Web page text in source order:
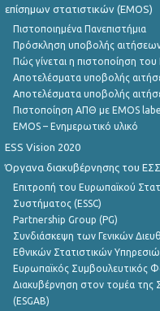
επίσημων στατιστικών (EMOS)
Πιστοποιημένα Πανεπιστήμια
Πρόσκληση υποβολής
Πώς γίνεται η πιστοποίηση του
Αποτελέσματα υποβολής
Αποτελέσματα υποβολής
Πιστοποίηση ΑΠΘ με EMOS
EMOS – Ενημερωτικό υλικό
ESS Vision 2020
Όργανα διακυβέρνησης του ΕΣΣ
Επιτροπή του Ευρωπαϊκού
Συστήματος (ESSC)
Partnership Group (PG)
Συνδιάσκεψη των Γενικών
Εθνικών Στατιστικών
Ευρωπαϊκός Συμβουλευτικός
Διακυβέρνηση στον τομέα της
(ESGAB)